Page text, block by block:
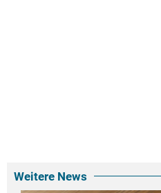
Weitere News